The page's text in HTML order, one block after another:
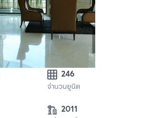
246
จำนวนยูนิต
2011